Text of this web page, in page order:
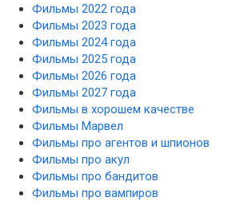
Фильмы 2022 года
Фильмы 2023 года
Фильмы 2024 года
Фильмы 2025 года
Фильмы 2026 года
Фильмы 2027 года
Фильмы в хорошем качестве
Фильмы Марвел
Фильмы про агентов и шпионов
Фильмы про акул
Фильмы про бандитов
Фильмы про вампиров